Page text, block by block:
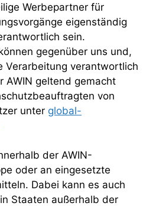
Werbepartner für
eigenständig
sein.
gegenüber uns und,
Verarbeitung verantwortlich
AWIN geltend gemacht
von
unter global-
der AWIN-
oder an eingesetzte
Dabei kann es auch
Staaten außerhalb der